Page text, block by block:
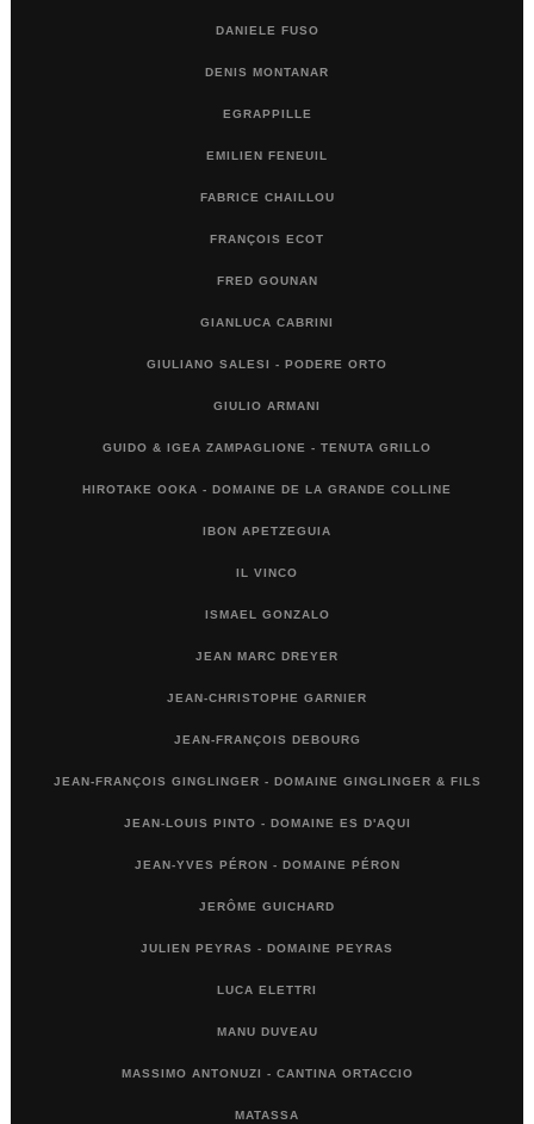
DANIELE FUSO
DENIS MONTANAR
EGRAPPILLE
EMILIEN FENEUIL
FABRICE CHAILLOU
FRANÇOIS ECOT
FRED GOUNAN
GIANLUCA CABRINI
GIULIANO SALESI - PODERE ORTO
GIULIO ARMANI
GUIDO & IGEA ZAMPAGLIONE - TENUTA GRILLO
HIROTAKE OOKA - DOMAINE DE LA GRANDE COLLINE
IBON APETZEGUIA
IL VINCO
ISMAEL GONZALO
JEAN MARC DREYER
JEAN-CHRISTOPHE GARNIER
JEAN-FRANÇOIS DEBOURG
JEAN-FRANÇOIS GINGLINGER - DOMAINE GINGLINGER & FILS
JEAN-LOUIS PINTO - DOMAINE ES D'AQUI
JEAN-YVES PÉRON - DOMAINE PÉRON
JERÔME GUICHARD
JULIEN PEYRAS - DOMAINE PEYRAS
LUCA ELETTRI
MANU DUVEAU
MASSIMO ANTONUZI - CANTINA ORTACCIO
MATASSA